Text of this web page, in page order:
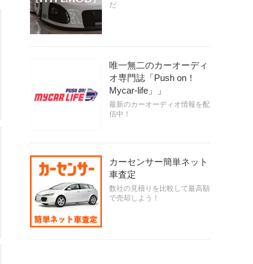
だ
唯一無二のカーオーディ
オ専門誌「Push on！
Mycar-life」」
最新のカーオーディオ情報を配
信中！
カーセンサー簡単ネット
車査定
数社の見積りを比較して最高額
で売却しよう！